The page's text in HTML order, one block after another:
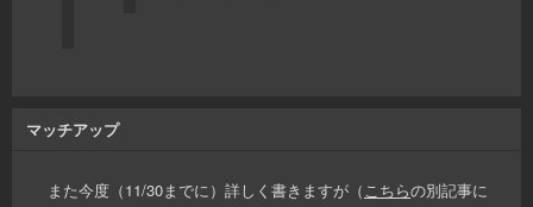
マッチアップ
また今度（11/30までに）詳しく書きますが（こちらの別記事に